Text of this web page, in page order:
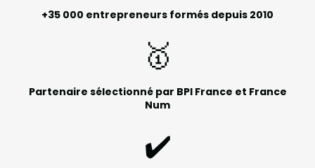
+35 000 entrepreneurs formés depuis 2010
🥇
Partenaire sélectionné par BPI France et France
Num
✔️